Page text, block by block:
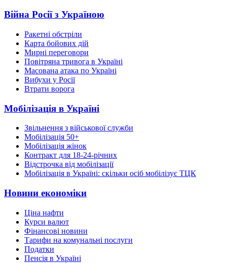
Війна Росії з Україною
Ракетні обстріли
Карта бойових дій
Мирні переговори
Повітряна тривога в Україні
Масована атака по Україні
Вибухи у Росії
Втрати ворога
Мобілізація в Україні
Звільнення з військової служби
Мобілізація 50+
Мобілізація жінок
Контракт для 18-24-річних
Відстрочка від мобілізації
Мобілізація в Україні: скільки осіб мобілізує ТЦК
Новини економіки
Ціна нафти
Курси валют
Фінансові новини
Тарифи на комунальні послуги
Податки
Пенсія в Україні